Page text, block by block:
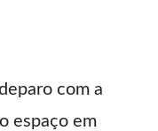
com a
espaço em